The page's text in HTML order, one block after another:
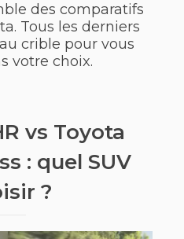
des comparatifs
Tous les derniers
crible pour vous
votre choix.
vs Toyota
: quel SUV
?